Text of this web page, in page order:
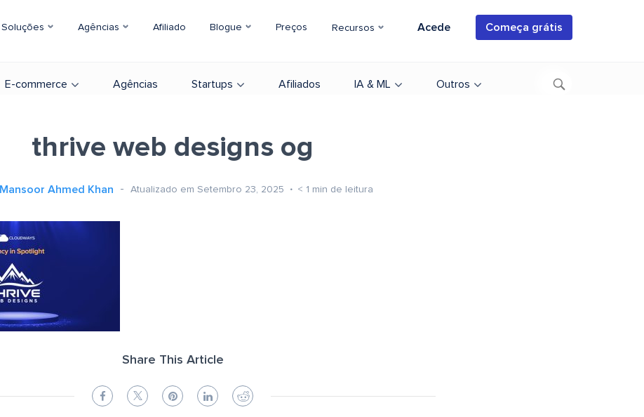
Soluções Agências Afiliado Blogue Preços Recursos Acede Começa grátis
E-commerce Agências Startups Afiliados IA & ML Outros
thrive web designs og
Mansoor Ahmed Khan Atualizado em Setembro 23, 2025 < 1 min de leitura
Share This Article